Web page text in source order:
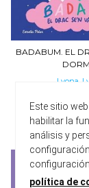
BADABUM. EL
Lyona,
Este sitio
habilitar la
análisis y
política de